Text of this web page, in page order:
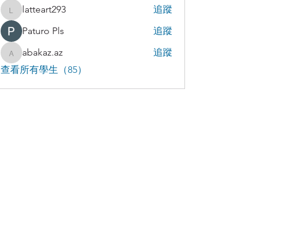
latteart293
latteart293
追蹤
Paturo Pls
追蹤
abakaz.az
abakaz.az
追蹤
查看所有學生（85）